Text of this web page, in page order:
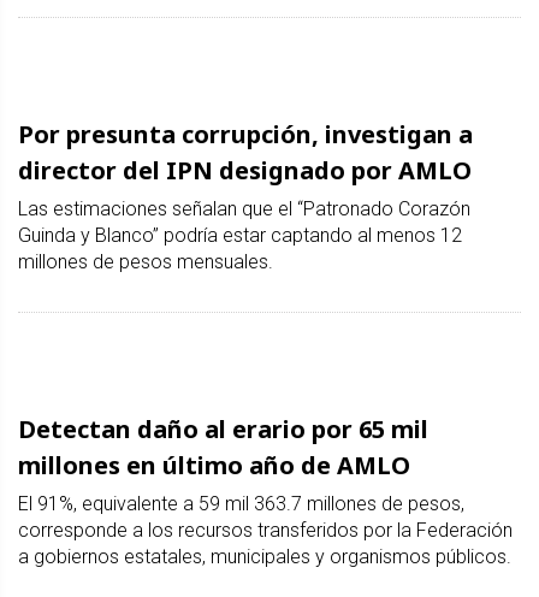
Por presunta corrupción, investigan a
director del IPN designado por AMLO
Las estimaciones señalan que el “Patronado Corazón
Guinda y Blanco” podría estar captando al menos 12
millones de pesos mensuales.
Detectan daño al erario por 65 mil
millones en último año de AMLO
El 91%, equivalente a 59 mil 363.7 millones de pesos,
corresponde a los recursos transferidos por la Federación
a gobiernos estatales, municipales y organismos públicos.